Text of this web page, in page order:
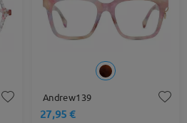
Andrew139
27,95 €